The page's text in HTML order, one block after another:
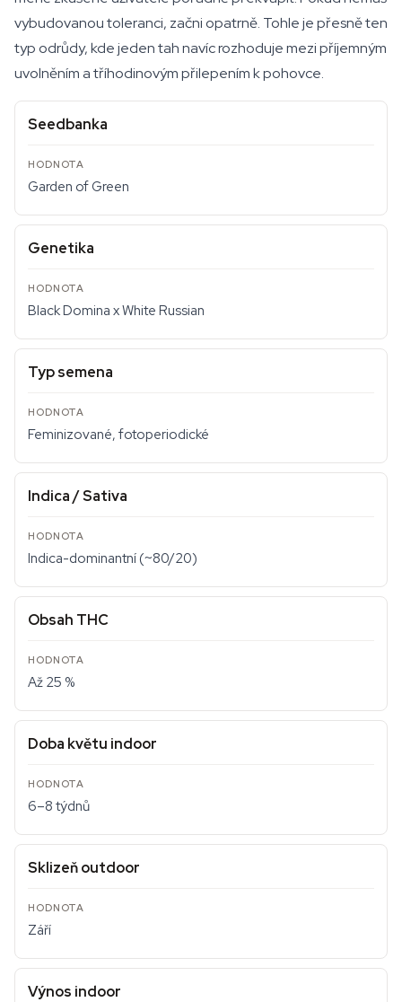
vybudovanou toleranci, začni opatrně. Tohle je přesně ten
typ odrůdy, kde jeden tah navíc rozhoduje mezi příjemným
uvolněním a tříhodinovým přilepením k pohovce.
Seedbanka
Garden of Green
Genetika
Black Domina x White Russian
Typ semena
Feminizované, fotoperiodické
Indica / Sativa
Indica-dominantní (~80/20)
Obsah THC
Až 25 %
Doba květu indoor
6–8 týdnů
Sklizeň outdoor
Září
Výnos indoor